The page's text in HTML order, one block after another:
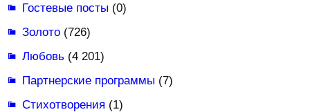
Гостевые посты (0)
Золото(726)
Любовь(4 201)
Партнерские программы (7)
Стихотворения (1)